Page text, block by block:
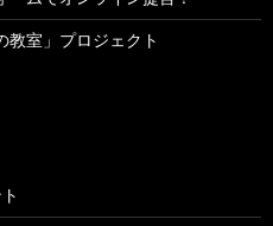
教室」プロジェクト